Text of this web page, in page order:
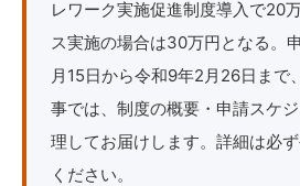
レワーク実施促進制度導入で20
ス実施の場合は30万円となる。
月15日から令和9年2月26日まで
事では、制度の概要・申請スケ
理してお届けします。詳細は必
ください。